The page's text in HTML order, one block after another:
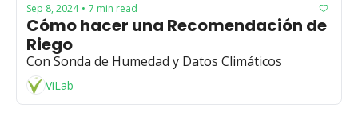
Sep 8, 2024 • 7 min read
Cómo hacer una Recomendación de
Riego
Con Sonda de Humedad y Datos Climáticos
ViLab